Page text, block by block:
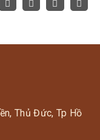
Thủ Đức, Tp Hồ